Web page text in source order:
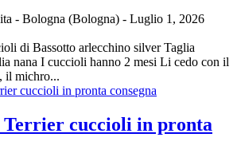
- Bologna (Bologna) - Luglio 1, 2026
di Bassotto arlecchino silver Taglia
nana I cuccioli hanno 2 mesi Li cedo con il
il michro...
Terrier cuccioli in pronta